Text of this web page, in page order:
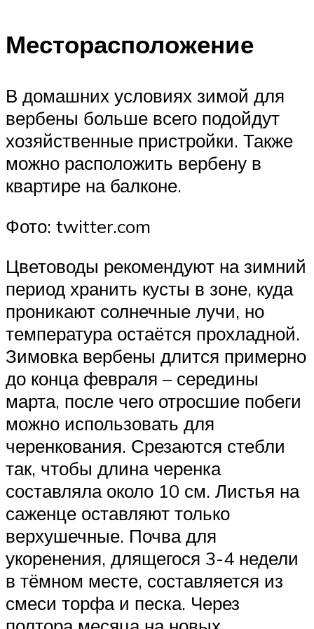
Месторасположение
В домашних условиях зимой для
вербены больше всего подойдут
хозяйственные пристройки. Также
можно расположить вербену в
квартире на балконе.
Фото: twitter.com
Цветоводы рекомендуют на зимний
период хранить кусты в зоне, куда
проникают солнечные лучи, но
температура остаётся прохладной.
Зимовка вербены длится примерно
до конца февраля – середины
марта, после чего отросшие побеги
можно использовать для
черенкования. Срезаются стебли
так, чтобы длина черенка
составляла около 10 см. Листья на
саженце оставляют только
верхушечные. Почва для
укоренения, длящегося 3-4 недели
в тёмном месте, составляется из
смеси торфа и песка. Через